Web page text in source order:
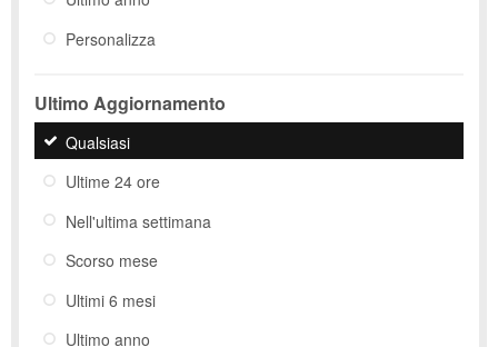
Personalizza
Ultimo Aggiornamento
Qualsiasi
Ultime 24 ore
Nell'ultima settimana
Scorso mese
Ultimi 6 mesi
Ultimo anno